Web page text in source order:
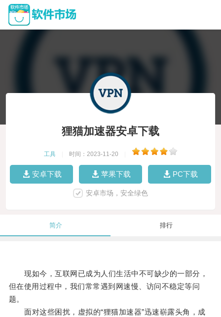
狸猫加速器安卓下载
工具 时间：2023-11-20
安卓下载 苹果下载 PC下载
安卓市场，安全绿色
简介 排行
现如今，互联网已成为人们生活中不可缺少的一部分，
但在使用过程中，我们常常遇到网速慢、访问不稳定等问
题。
面对这些困扰，虚拟的“狸猫加速器”迅速崭露头角，成